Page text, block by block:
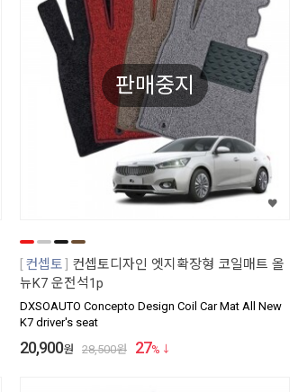
판매중지
컨셉토
컨셉토디자인 엣지확장형 코일매트 올
뉴K7 운전석1p
DXSOAUTO Concepto Design Coil Car Mat All New
K7 driver's seat
20,900원 28,500원 27%